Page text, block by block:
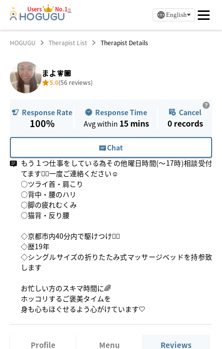
Users No.1※
English
HOGUGU Therapist List Therapist Details
まよ🧚🏽
5.0(56 reviews)
Response Rate
100%
Response Time
Avg within 15 mins
Cancel
0 records
Chat
もう１つ仕事をしている為その他曜日時間(〜17時)相談受付
てます💁‍♀️一度ご連絡ください☺️
○ツライ首・肩こり
○背中・腰のハリ
○脚の疲れむくみ
○猫背・反り腰
◇京都市内40分内で駆けつけ🏃‍♀️
◇歴19年
◇シングルサイズの折りたたみ式マッサージベッドを持参致
します
お忙しい方のスキマ時間に🌈
ホッコリするご褒美タイムを
身も心もほぐせるよう心がけています🤍
Profile Menu Reviews